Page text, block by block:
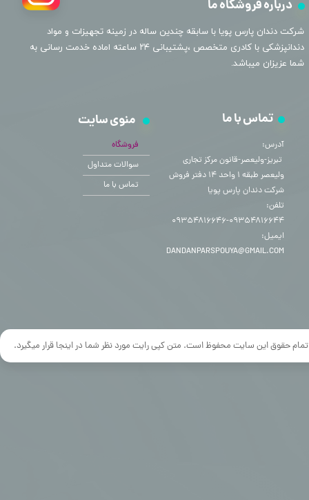
تمام حقوق این سایت محفوظ است. متن کپی رایت مورد نظر شما در اینجا قرار میگیرد.
درباره فروشگاه ما
​شرکت دندان پارس پویا با سابقه چندین ساله در زمینه تجهیزات و مواد
دندانپزشکی با کادری متخصص ،پشتیبانی ۲۴ ساعته اماده خدمت رسانی به
شما عزیزان میباشد.
منوی سایت
فروشگاه
سوالات متداول
تماس با ما
تماس با ما
آدرس:
​​​​​​​ تبریز-ولیعصر-قانون مرکز تجاری
ولیعصر طبقه ۱ واحد ۱۴ دفتر فروش
شرکت دندان پارس پویا
تلفن:
۰۹۳۵۴۸۱۶۶۴۴-۰۹۳۵۴۸۱۶۶۴۶
ایمیل:
DANDANPARSPOUYA@GMAIL.COM